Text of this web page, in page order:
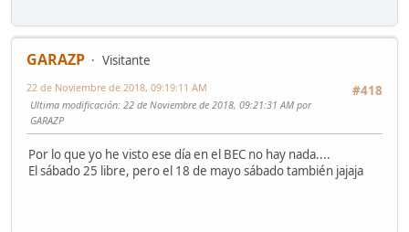
GARAZP
Visitante
#418
22 de Noviembre de 2018, 09:19:11 AM
Ultima modificación: 22 de Noviembre de 2018, 09:21:31 AM por
GARAZP
Por lo que yo he visto ese día en el BEC no hay nada....
El sábado 25 libre, pero el 18 de mayo sábado también jajaja